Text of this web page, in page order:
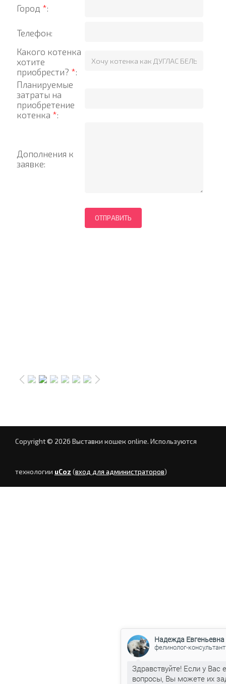
Город *:
Телефон:
Какого котенка
хотите
приобрести? *:
Планируемые
затраты на
приобретение
котенка *:
Дополнения к
заявке:
Copyright © 2026 Выставки кошек online. Используются
технологии uCoz (вход для администраторов)
Надежда Евгеньевна
фелинолог-консультант
Здравствуйте! Если у Вас
вопросы, Вы можете их